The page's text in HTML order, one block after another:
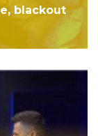
blackout